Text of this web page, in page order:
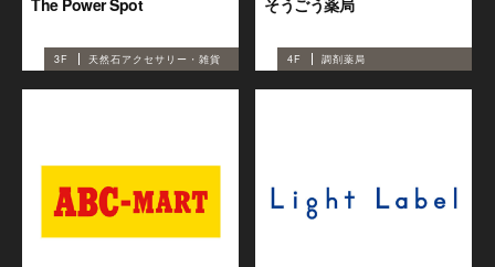
3F 天然石アクセサリー・雑貨
The Power Spot
4F 調剤薬局
そうごう薬局